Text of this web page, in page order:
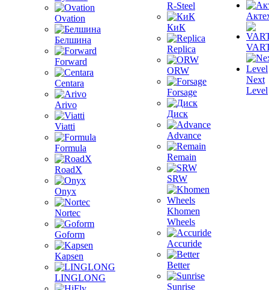
Ovation
Белшина
Forward
Centara
Arivo
Viatti
Formula
RoadX
Onyx
Nortec
Goform
Kapsen
LINGLONG
R-Steel
КиК
Replica
ORW
Forsage
Диск
Advance
Remain
SRW
Khomen
Wheels
Accuride
Better
Sunrise
Next
Level